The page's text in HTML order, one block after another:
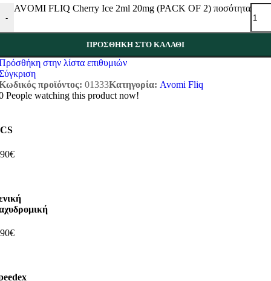
-
AVOMI FLIQ Cherry Ice 2ml 20mg (PACK OF 2) ποσότητα
ΠΡΟΣΘΉΚΗ ΣΤΟ ΚΑΛΆΘΙ
στην λίστα επιθυμιών
προϊόντος: 01333Κατηγορία: Avomi Fliq
People watching this product now!